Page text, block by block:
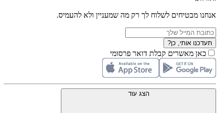
אנחנו מבטיחים לשלוח לך רק מה שמעניין ולא להעמיס.
תעדכנו אותי, כן?
כאן מאשרים קבלת דואר פרסומי
הצג עוד